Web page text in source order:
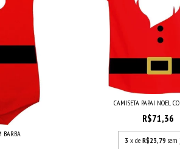
BARBA
CAMISETA PAPAI NOEL
R$71,36
3 x de R$23,79 sem